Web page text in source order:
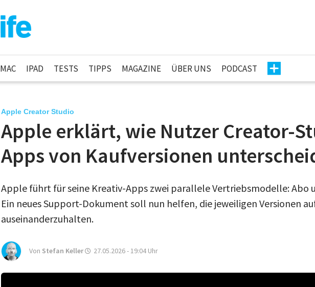
MAC IPAD TESTS TIPPS MAGAZINE ÜBER UNS PODCAST
Apple Creator Studio
Apple erklärt, wie Nutzer Creator-
Apps von Kaufversionen
Apple führt für seine Kreativ-Apps zwei parallele Vertriebsmodelle: Abo
Ein neues Support-Dokument soll nun helfen, die jeweiligen Versionen
auseinanderzuhalten.
Von Stefan Keller 27.05.2026 - 19:04 Uhr